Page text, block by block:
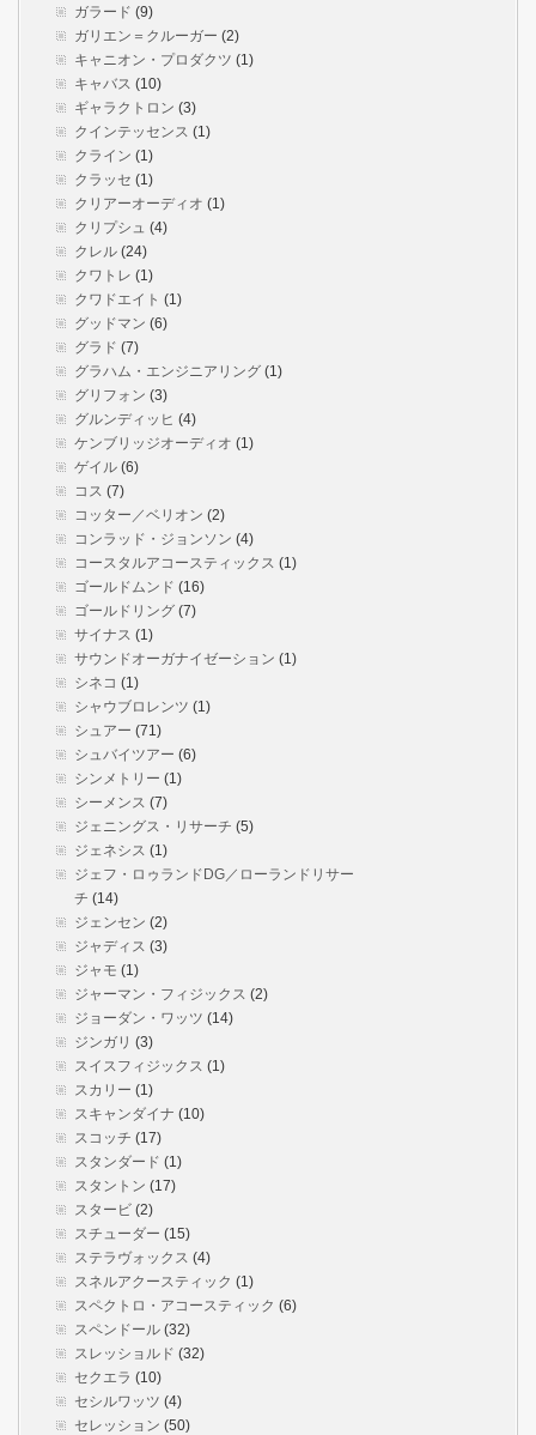
ガラード (9)
ガリエン＝クルーガー (2)
キャニオン・プロダクツ (1)
キャバス (10)
ギャラクトロン (3)
クインテッセンス (1)
クライン (1)
クラッセ (1)
クリアーオーディオ (1)
クリプシュ (4)
クレル (24)
クワトレ (1)
クワドエイト (1)
グッドマン (6)
グラド (7)
グラハム・エンジニアリング (1)
グリフォン (3)
グルンディッヒ (4)
ケンブリッジオーディオ (1)
ゲイル (6)
コス (7)
コッター／ベリオン (2)
コンラッド・ジョンソン (4)
コースタルアコースティックス (1)
ゴールドムンド (16)
ゴールドリング (7)
サイナス (1)
サウンドオーガナイゼーション (1)
シネコ (1)
シャウブロレンツ (1)
シュアー (71)
シュバイツアー (6)
シンメトリー (1)
シーメンス (7)
ジェニングス・リサーチ (5)
ジェネシス (1)
ジェフ・ロゥランドDG／ローランドリサー
チ (14)
ジェンセン (2)
ジャディス (3)
ジャモ (1)
ジャーマン・フィジックス (2)
ジョーダン・ワッツ (14)
ジンガリ (3)
スイスフィジックス (1)
スカリー (1)
スキャンダイナ (10)
スコッチ (17)
スタンダード (1)
スタントン (17)
スタービ (2)
スチューダー (15)
ステラヴォックス (4)
スネルアクースティック (1)
スペクトロ・アコースティック (6)
スペンドール (32)
スレッショルド (32)
セクエラ (10)
セシルワッツ (4)
セレッション (50)